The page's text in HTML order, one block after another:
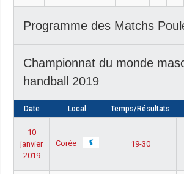
Programme des Matchs
Championnat du monde
handball 2019
Date Local Temps/Résultats
10
janvier
2019
Corée 19-30